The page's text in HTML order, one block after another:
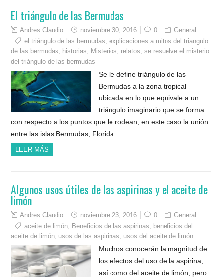
El triángulo de las Bermudas
Andres Claudio noviembre 30, 2016 0
General
el triángulo de las bermudas ,explicaciones a mitos del triangulo
de las bermudas
historias Misterios relatos ,se resuelve el misterio
del triángulo de las bermudas
Se le define triángulo de las
Bermudas a la zona tropical
ubicada en lo que equivale a un
triángulo imaginario que se forma
con respecto a los puntos que le rodean, en este caso la unión
entre las islas Bermudas, Florida…
LEER MÁS
Algunos usos útiles de las aspirinas y el aceite de
limón
Andres Claudio noviembre 23, 2016 0
General
aceite de limón
Beneficios de las aspirinas
beneficios del
aceite de limón usos de las aspirinas usos del aceite de limón
Muchos conocerán la magnitud de
los efectos del uso de la aspirina,
así como del aceite de limón, pero